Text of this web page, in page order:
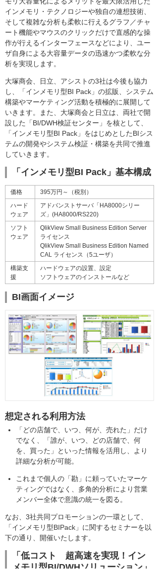
インメモリ・テクノロジーや独自の連想技術、
そして複雑な分析も柔軟に行えるグラフ／チャ
ート機能やマウスのクリックだけで直感的な操
作が行えるインターフェースなどにより、ユー
ザ自身による大容量データの迅速かつ柔軟な分
析を実現します。
大塚商会、日立、アシストの3社は今後も協力
し、「インメモリ型BI Pack」の拡販、システム
構築やマーケティング活動を積極的に展開して
いきます。また、大塚商会と日立は、両社で開
設した「BI/DWH検証センター」を核として、
「インメモリ型BI Pack」をはじめとしたBIシス
テムの開発やシステム検証・構築を共同で推進
していきます。
「インメモリ型BI Pack」基本構成
価格
395万円～（税別）
ハード
ウェア
アドバンストサーバ「HA8000シリー
ズ」(HA8000/RS220)
ソフト
ウェア
QlikView Small Business Edition Server
ライセンス
QlikView Small Business Edition Named
CAL ライセンス（5ユーザ）
構築支
援
ハードウェアの設置、設定
ソフトウェアのインストールなど
BI画面イメージ
想定される利用方法
「どの店舗で、いつ、何が、売れた」だけ
でなく、「誰が、いつ、どの店舗で、何
を、買った」といった情報を活用し、より
詳細な分析が可能。
これまで個人の「勘」に頼っていたマーケ
ティングではなく、多角的分析により営業
メンバー全体で意識の統一を図る。
なお、3社共同プロモーションの一環として、
「インメモリ型BIPack」に関するセミナーを以
下の通り、開催いたします。
「低コスト 超高速を実現！イン
メモリ型BI/DWHソリューション」